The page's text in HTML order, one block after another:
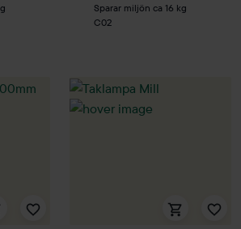
Sparar miljön ca 16 kg
C02